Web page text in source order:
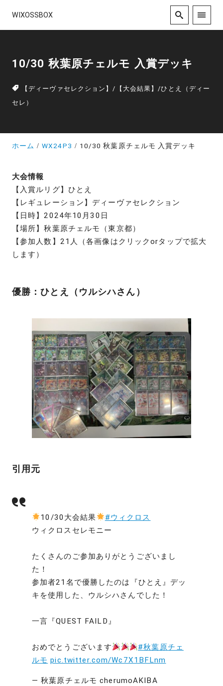
WIXOSSBOX
10/30 秋葉原チェルモ 入賞デッキ
【ディーヴァセレクション】/ 【大会結果】/ひとえ（ディー
セレ）
ホーム WX24P3 10/30 秋葉原チェルモ 入賞デッキ
大会情報
【入賞ルリグ】ひとえ
【レギュレーション】ディーヴァセレクション
【日時】2024年10月30日
【場所】秋葉原チェルモ（東京都）
【参加人数】21人（各画像はクリックorタップで拡大
します）
優勝：ひとえ（ウルシハさん）
引用元
10/30大会結果
#ウィクロス
ウィクロスセレモニー
たくさんのご参加ありがとうございまし
た！
参加者21名で優勝したのは『ひとえ』デッ
キを使用した、ウルシハさんでした！
一言『QUEST FAILD』
おめでとうございます
#秋葉原チェ
ルモ pic.twitter.com/Wc7X1BFLnm
— 秋葉原チェルモ cherumoAKIBA